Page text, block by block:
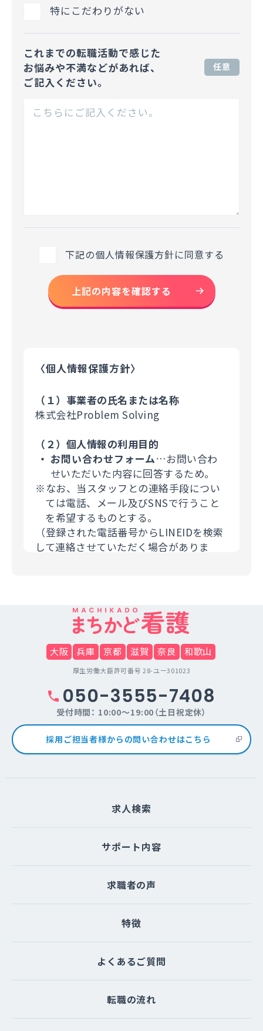
特にこだわりがない
これまでの転職活動で感じた
お悩みや不満などがあれば、
ご記入ください。
任意
下記の個人情報保護方針に同意する
上記の内容を確認する
〈個人情報保護方針〉
（１）事業者の氏名または名称
株式会社Problem Solving
（２）個人情報の利用目的
お問い合わせフォーム…お問い合わ
せいただいた内容に回答するため。
※なお、当スタッフとの連絡手段につい
ては電話、メール及びSNSで行うこと
を希望するものとする。
（登録された電話番号からLINEIDを検索
して連絡させていただく場合がありま
利用者の個人情報について、利用者本人
の同意を得ずに当サービス利用企業など
の第三者に開示することは、原則いたし
ません。提供先・提供情報内容を特定し
たうえで、利用者の同意を得た場合に限
用者の個人情報を提供することがありま
（４）個人情報の取扱いの委託について
当サイトは利用目的の達成に必要な範囲
たは一部を委託する場合があります。な
は適切な委託先を選定し、個人情報が安
全に管理されるよう適切に監督いたしま
（５）個人情報を与えなかった場合に生
個人情報を与えることは任意です。個人
けない場合は、お問い合わせ内容に回答
できない可能性があります。
ご本人からの求めにより、当サイトが保
有する開示対象個人情報に関する開示、
大阪 兵庫 京都 滋賀 奈良 和歌山
厚生労働大臣許可番号 28-ユー301023
050-3555-7408
受付時間： 10:00～19:00（土日祝定休）
採用ご担当者様からの問い合わせはこちら
求人検索
サポート内容
求職者の声
特徴
よくあるご質問
転職の流れ